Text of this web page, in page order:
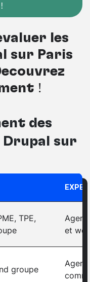
les
sur Paris
!
des
Drupal sur
TPE,
et
groupe